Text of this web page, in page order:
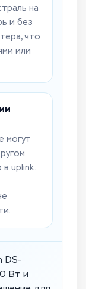
на
и без
что
или
могут
uplink.
DS-
Вт и